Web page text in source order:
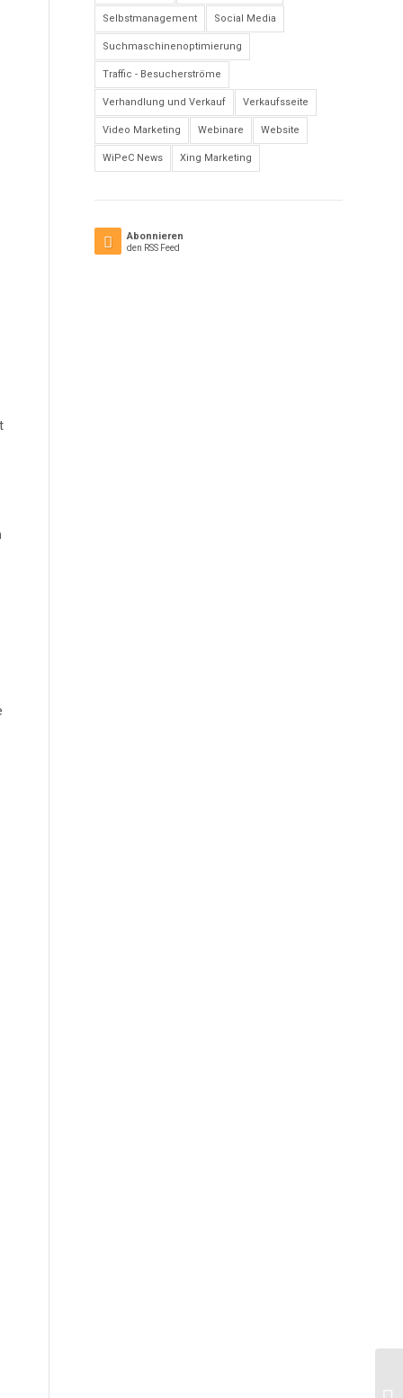
Selbstmanagement Social Media
Suchmaschinenoptimierung
Traffic - Besucherströme
Verhandlung und Verkauf Verkaufsseite
Video Marketing Webinare Website
WiPeC News Xing Marketing
Abonnieren
den RSS Feed